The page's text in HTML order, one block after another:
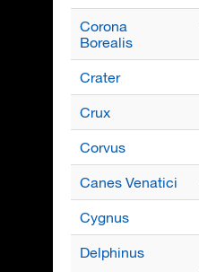
Corona
Borealis
Crater
Crux
Corvus
Canes Venatici
Cygnus
Delphinus